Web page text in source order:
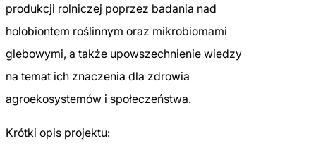
produkcji rolniczej poprzez badania nad
holobiontem roślinnym oraz mikrobiomami
glebowymi, a także upowszechnienie wiedzy
na temat ich znaczenia dla zdrowia
agroekosystemów i społeczeństwa.
Krótki opis projektu: